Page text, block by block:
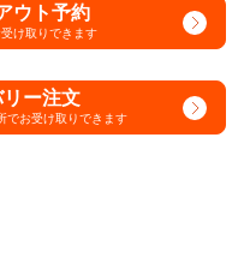
ウト予約
け取りできます
ー注文
でお受け取りできます